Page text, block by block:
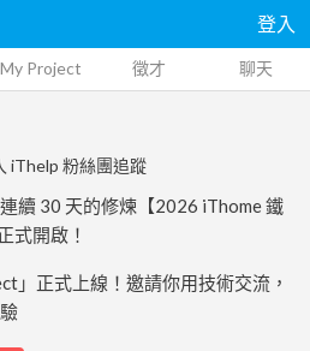
登入
My Project 徵才 聊天
iThelp 粉絲團追蹤
續 30 天的修煉【2026 iThome 鐵
式開啟！
」正式上線！邀請你用技術交流，